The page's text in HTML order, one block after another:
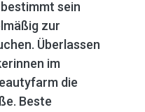
sein
zur
Überlassen
im
die
Beste